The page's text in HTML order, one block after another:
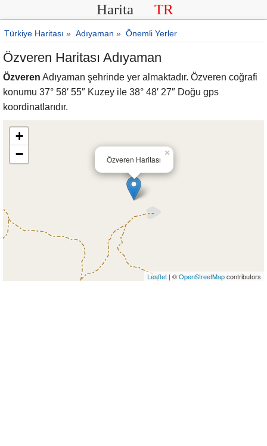
Harita TR
Türkiye Haritası » Adıyaman » Önemli Yerler
Özveren Haritası Adıyaman
Özveren Adıyaman şehrinde yer almaktadır. Özveren coğrafi
konumu 37° 58′ 55″ Kuzey ile 38° 48′ 27″ Doğu gps
koordinatlarıdır.
Özveren Haritası
×
+
−
Leaflet | ©OpenStreetMapcontributors